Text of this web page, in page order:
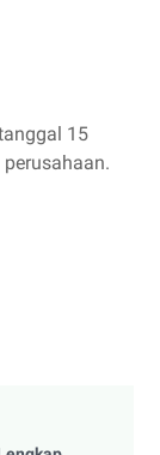
15